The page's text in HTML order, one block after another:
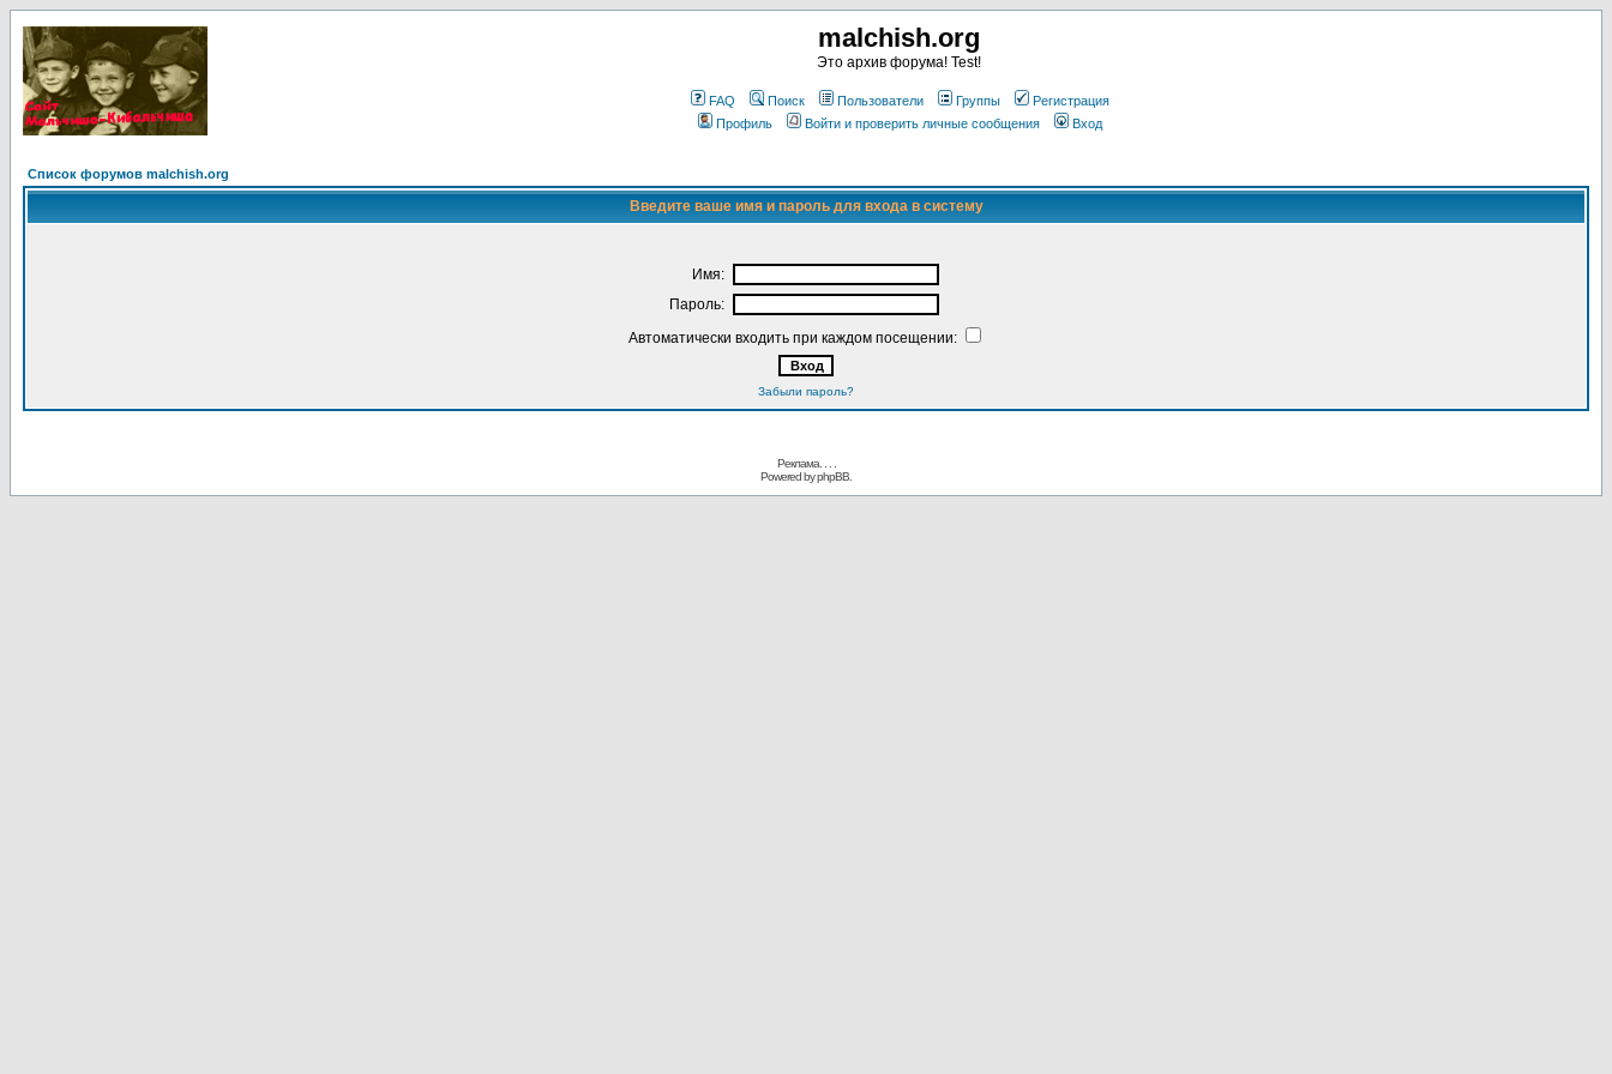
malchish.org
Это архив форума! Test!
FAQ Поиск Пользователи Группы
Регистрация
Профиль
Войти и проверить личные сообщения Вход
Список форумов malchish.org
Введите ваше имя и пароль для входа в систему
Имя:
Пароль:
Автоматически входить при каждом посещении:
Забыли пароль?
Реклама. . .
Powered byphpBB.